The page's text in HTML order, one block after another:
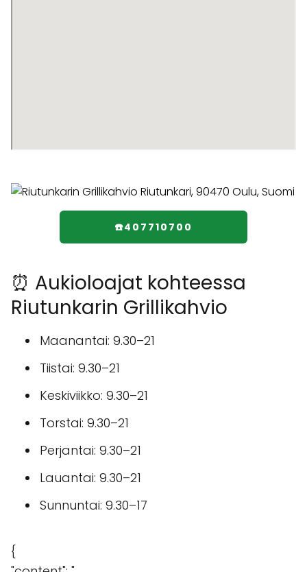
☎️407710700
⏰ Aukioloajat kohteessa
Riutunkarin Grillikahvio
Maanantai: 9.30–21
Tiistai: 9.30–21
Keskiviikko: 9.30–21
Torstai: 9.30–21
Perjantai: 9.30–21
Lauantai: 9.30–21
Sunnuntai: 9.30–17
{